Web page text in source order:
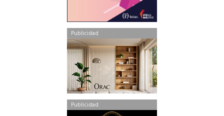
Publicidad
Publicidad